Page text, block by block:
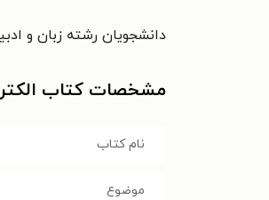
دانشجویان رشته زبان و
مشخصات کتاب
نام کتاب
موضوع